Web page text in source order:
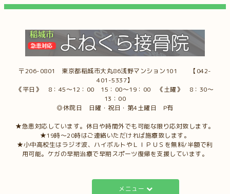
〒206-0801 東京都稲城市大丸86浅野マンション101 【042-
401-5337】
《平日》 8：45～12：00 15：00～19：00 《土曜》 8：30～
13：00
◎休院日 日曜・祝日・第4土曜日 P有
★急患対応しています。休日や時間外でも可能な限り応対致します。
★19時～20時はご連絡いただければ施療致します。
★小中高校生はラジオ波、ハイボルトやＬＩＰＵＳを無料/半額で利
用可能。ケガの早期治療で早期スポーツ復帰を支援しています。
メニュー